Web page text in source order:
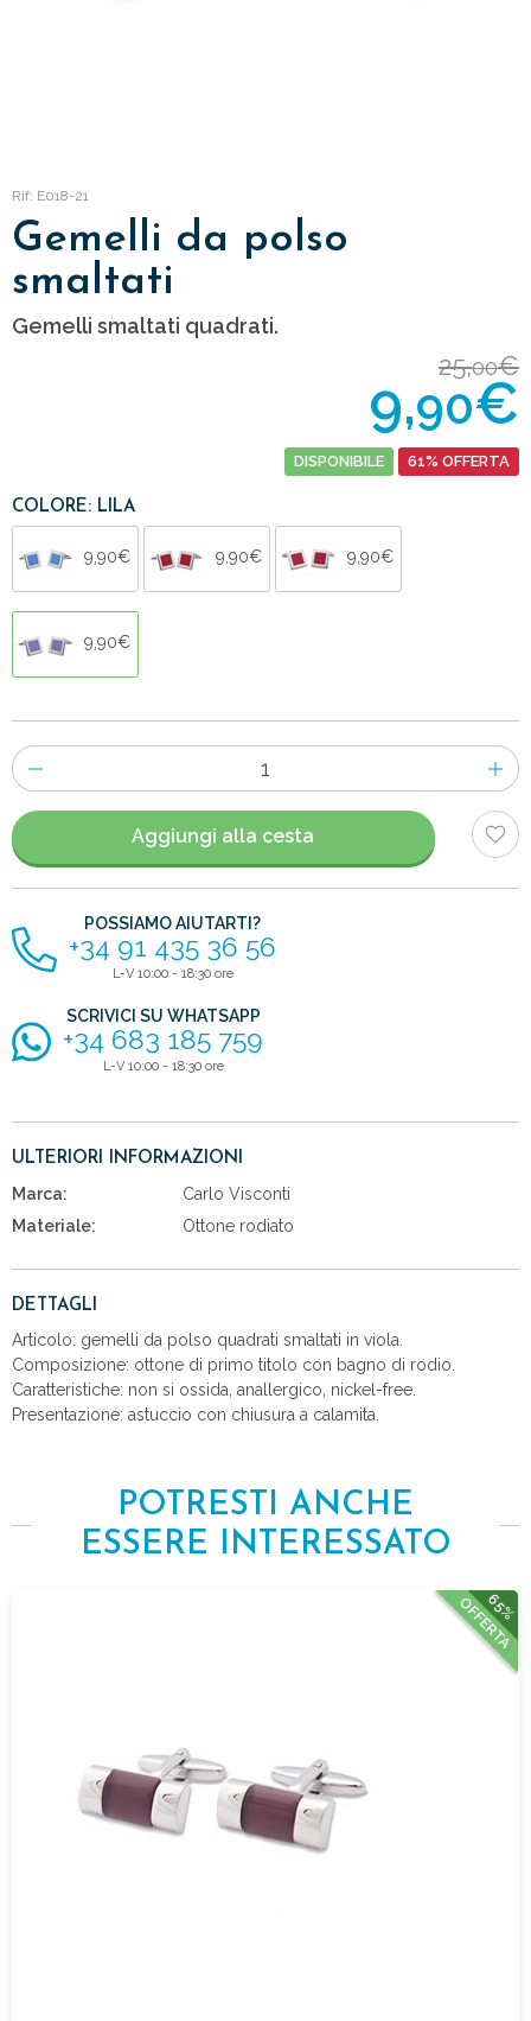
Rif: E018-21
Gemelli da polso
smaltati
Gemelli smaltati quadrati.
25,00€
9,90€
DISPONIBILE 61% OFFERTA
COLORE: LILA
9,90€ 9,90€ 9,90€
9,90€
Numero
di
articoli
Aggiungi alla cesta
POSSIAMO AIUTARTI?
+34 91 435 36 56
L-V 10:00 - 18:30 ore
SCRIVICI SU WHATSAPP
+34 683 185 759
L-V 10:00 - 18:30 ore
ULTERIORI INFORMAZIONI
Marca:
Carlo Visconti
Materiale:
Ottone rodiato
DETTAGLI
Articolo: gemelli da polso quadrati smaltati in viola.
Composizione: ottone di primo titolo con bagno di rodio.
Caratteristiche: non si ossida, anallergico, nickel-free.
Presentazione: astuccio con chiusura a calamita.
POTRESTI ANCHE
ESSERE INTERESSATO
65%
OFFERTA